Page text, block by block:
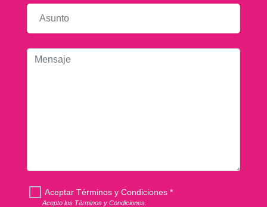
Aceptar Términos y Condiciones *
Acepto los Términos y Condiciones